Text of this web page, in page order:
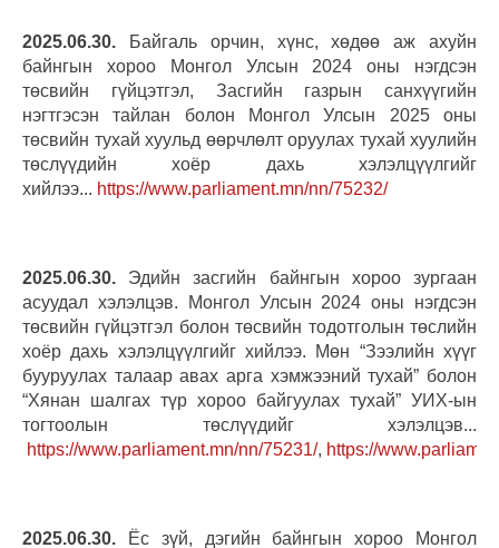
2025.06.30. Байгаль орчин, хүнс, хөдөө аж ахуйн
байнгын хороо Монгол Улсын 2024 оны нэгдсэн
төсвийн гүйцэтгэл, Засгийн газрын санхүүгийн
нэгтгэсэн тайлан болон Монгол Улсын 2025 оны
төсвийн тухай хуульд өөрчлөлт оруулах тухай хуулийн
төслүүдийн хоёр дахь хэлэлцүүлгийг
хийлээ... https://www.parliament.mn/nn/75232/
2025.06.30. Эдийн засгийн байнгын хороо зургаан
асуудал хэлэлцэв. Монгол Улсын 2024 оны нэгдсэн
төсвийн гүйцэтгэл болон төсвийн тодотголын төслийн
хоёр дахь хэлэлцүүлгийг хийлээ. Мөн “Зээлийн хүүг
бууруулах талаар авах арга хэмжээний тухай” болон
“Хянан шалгах түр хороо байгуулах тухай” УИХ-ын
тогтоолын төслүүдийг хэлэлцэв...
https://www.parliament.mn/nn/75231/, https://
2025.06.30. Ёс зүй, дэгийн байнгын хороо Монгол